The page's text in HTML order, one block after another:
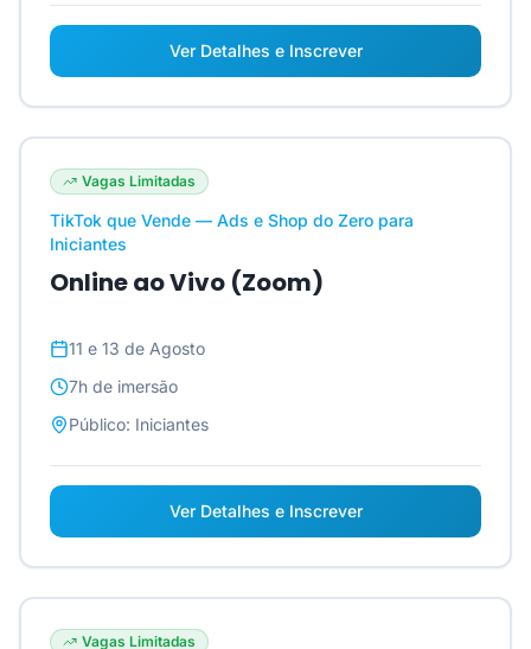
Ver Detalhes e Inscrever
Vagas Limitadas
TikTok que Vende — Ads e Shop do Zero para
Iniciantes
Online ao Vivo (Zoom)
11 e 13 de Agosto
7h de imersão
Público: Iniciantes
Ver Detalhes e Inscrever
Vagas Limitadas